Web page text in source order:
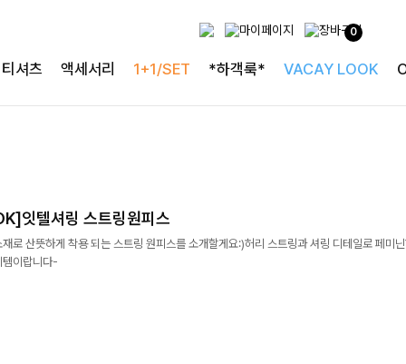
0
티셔츠 액세서리 1+1/SET *하객룩* VACAY LOOK
잇텔셔링 스트링원피스
로 산뜻하게 착용 되는 스트링 원피스를 소개할게요:)허리 스트링과 셔링 디테일로 페미
템이랍니다-